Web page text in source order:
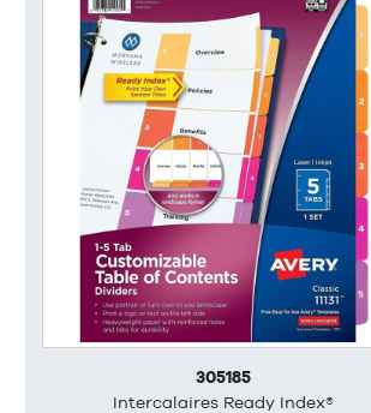
305185
Intercalaires Ready Index®